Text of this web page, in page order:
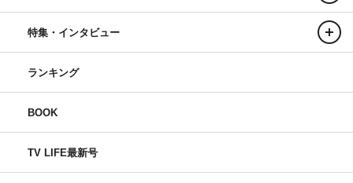
るのか尋ねられると、堂本は「自分の思いとしては、誰か
にやってもらいたいなと思います」と本音も。「来年以
降、例えば…。『SHOCK』は帝劇のサイズに合わせて作
ったものなので、できる劇場も限られますしミュージカル
版としては持っていけないと思うんですけど。例えば“感
謝祭”のような形で違う地方にイベントとしてはできるの
特集・インタビュー
ランキング
BOOK
TV LIFE最新号